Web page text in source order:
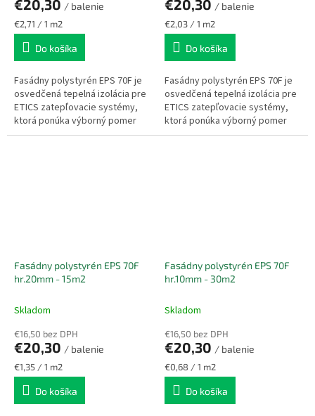
€20,30 / balenie
Jednotková
cena:
€2,71 / 1 m2
Do košíka
Fasádny polystyrén EPS 70F je
osvedčená tepelná izolácia pre
ETICS zatepľovacie systémy,
ktorá ponúka výborný pomer
ceny a výkonu. Vyznačuje sa
€20,30 / balenie
Jednotková
cena:
€2,03 / 1 m2
Do košíka
Fasádny polystyrén EPS 70F je
osvedčená tepelná izolácia pre
ETICS zatepľovacie systémy,
ktorá ponúka výborný pomer
ceny a výkonu. Vyznačuje sa
Fasádny polystyrén EPS 70F
hr.20mm - 15m2
Skladom
€16,50 bez DPH
€20,30 / balenie
Jednotková
cena:
€1,35 / 1 m2
Do košíka
Fasádny polystyrén EPS 70F
hr.10mm - 30m2
Skladom
€16,50 bez DPH
€20,30 / balenie
Jednotková
cena:
€0,68 / 1 m2
Do košíka